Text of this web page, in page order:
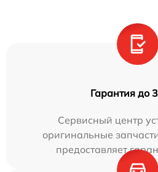
Гарантия до
Сервисный центр
оригинальные
предоставляет